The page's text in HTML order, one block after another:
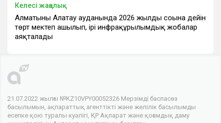
Келесі жаңалық
Алматының Алатау ауданында 2026 жылдың соңына дейін
төрт мектеп ашылып, ірі инфрақұрылымдық жобалар
аяқталады
21.07.2022 жылғы №KZ10VPY00052326 Мерзімді баспасөз
басылымын, ақпараттық агенттікті және желілік басылымды
есепке қою туралы куәлігі, ҚР Ақпарат және қоғамдық даму